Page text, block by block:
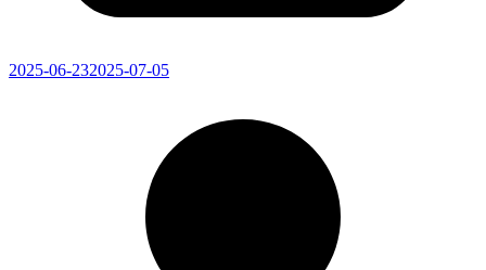
2025-06-232025-07-05